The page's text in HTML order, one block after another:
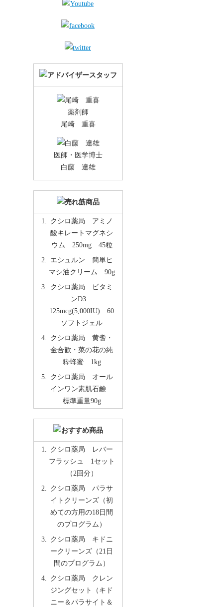
薬剤師
尾崎 重喜
医師・医学博士
白藤 達雄
クシロ薬局 アミノ
酸キレートマグネシ
ウム 250mg 45粒
エシュルン 簡単ヒ
マシ油クリーム 90g
クシロ薬局 ビタミ
ンD3
125mcg(5,000IU) 60
ソフトジェル
クシロ薬局 黄耆・
金合歓・菜の花の純
粋蜂蜜 1kg
クシロ薬局 オール
インワン素肌石鹸
標準重量90g
クシロ薬局 レバー
フラッシュ 1セット
（2回分）
クシロ薬局 パラサ
イトクリーンズ（初
めての方用の18日間
のプログラム）
クシロ薬局 キドニ
ークリーンズ（21日
間のプログラム）
クシロ薬局 クレン
ジングセット（キド
ニー＆パラサイト＆